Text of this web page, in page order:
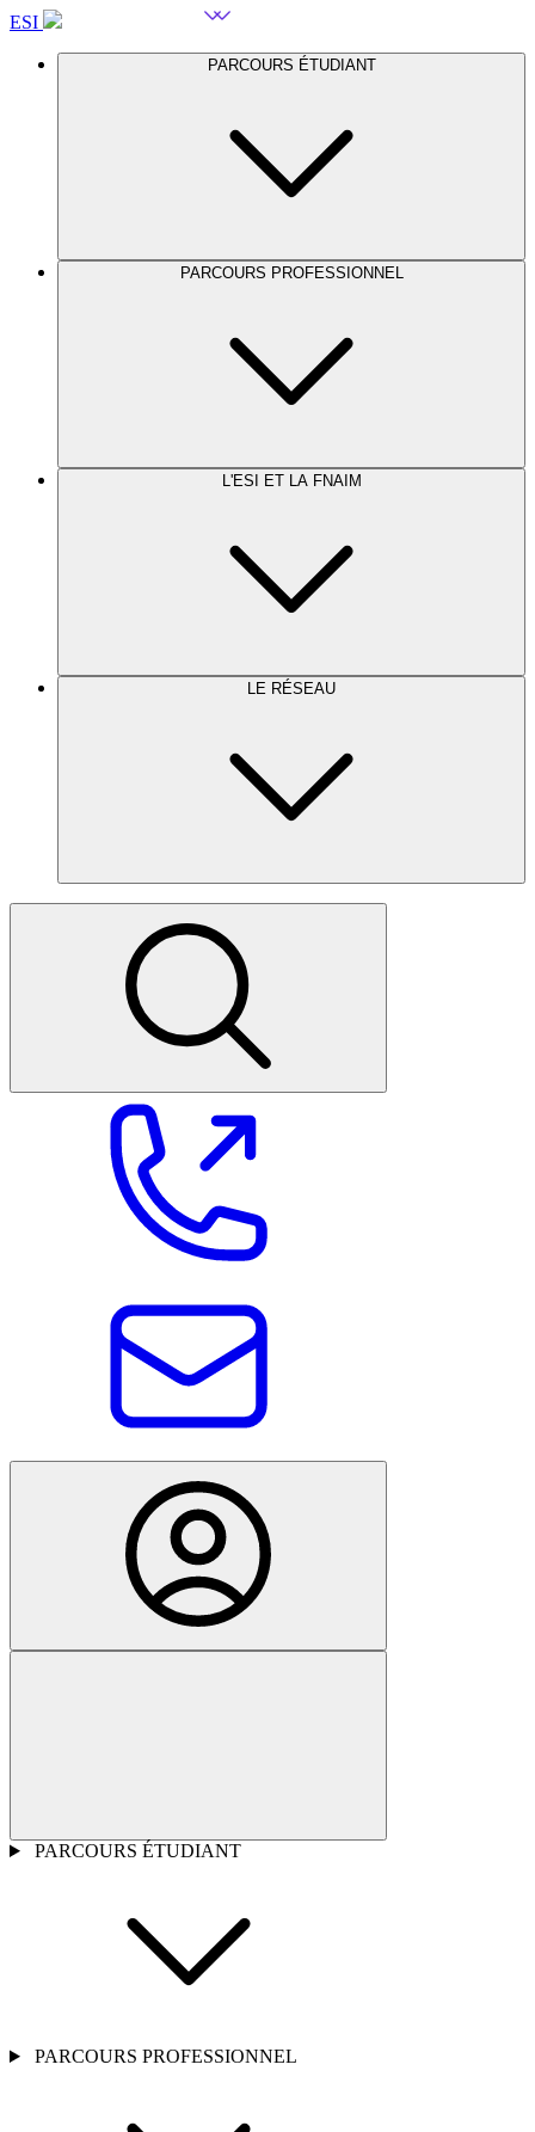
ESI
PARCOURS ÉTUDIANT
PARCOURS PROFESSIONNEL
PARCOURS ÉTUDIANT
PARCOURS PROFESSIONNEL